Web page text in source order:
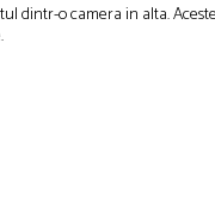
dintr-o camera in alta.